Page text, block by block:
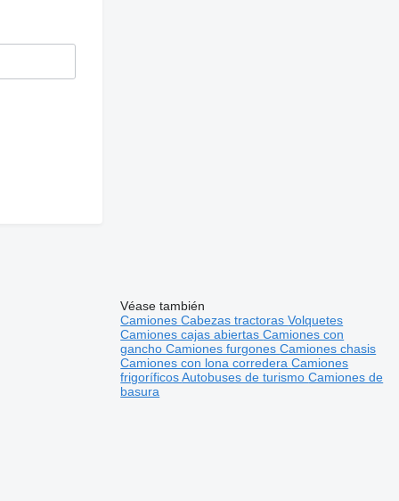
Véase también
CamionesCabezas tractorasVolquetes
Camiones cajas abiertasCamiones con
ganchoCamiones furgonesCamiones chasis
Camiones con lona correderaCamiones
frigoríficosAutobuses de turismoCamiones de
basura